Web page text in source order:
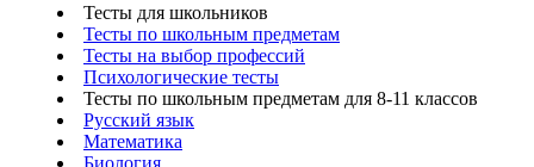
Тесты для школьников
Тесты по школьным предметам
Тесты на выбор профессий
Психологические тесты
Тесты по школьным предметам для 8-11 классов
Русский язык
Математика
Биология